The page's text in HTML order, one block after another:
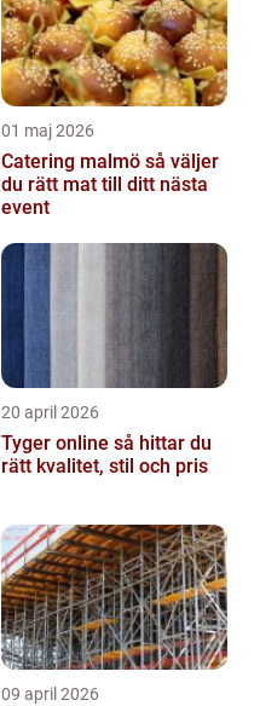
01 maj 2026
Catering malmö så väljer
du rätt mat till ditt nästa
event
20 april 2026
Tyger online så hittar du
rätt kvalitet, stil och pris
09 april 2026